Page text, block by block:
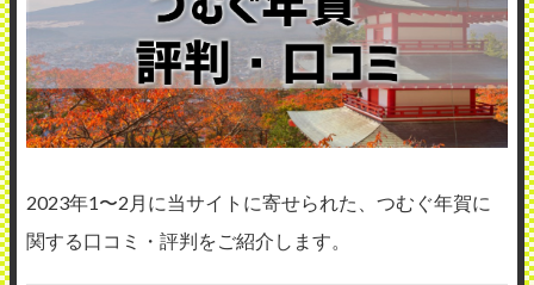
2023年1〜2月に当サイトに寄せられた、つむぐ年賀に
関する口コミ・評判をご紹介します。